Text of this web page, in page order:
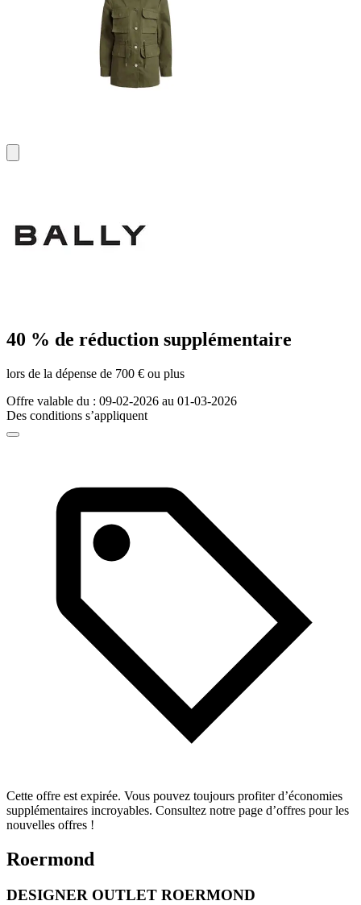
40 % de réduction supplémentaire
lors de la dépense de 700 € ou plus
Offre valable du : 09-02-2026 au 01-03-2026
Des conditions s’appliquent
Cette offre est expirée. Vous pouvez toujours profiter d’économies
supplémentaires incroyables. Consultez notre page d’offres pour les
nouvelles offres !
Roermond
DESIGNER OUTLET ROERMOND